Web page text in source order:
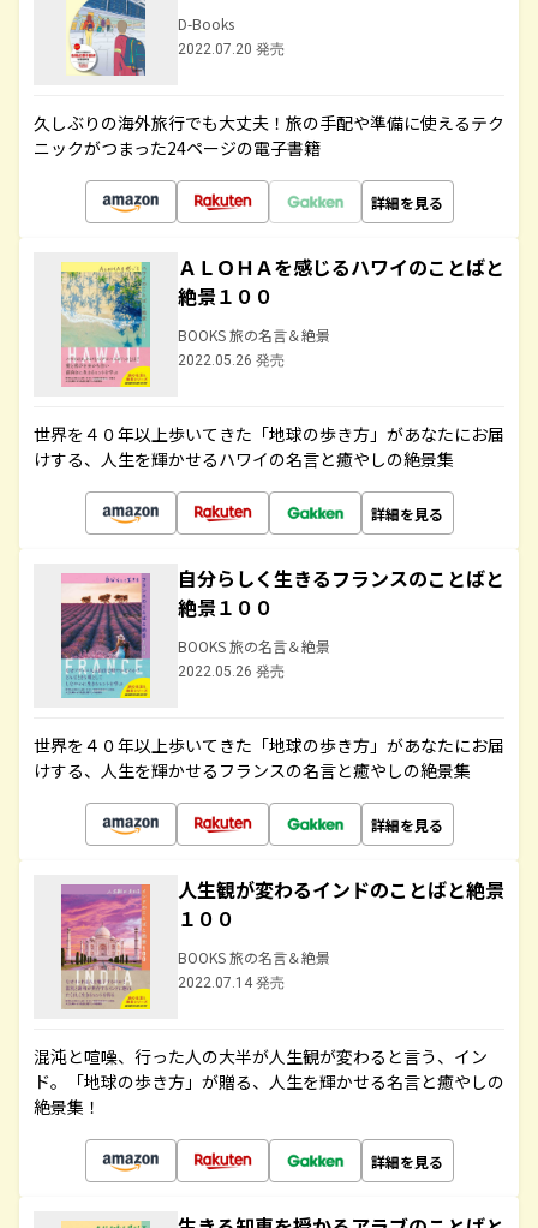
D-Books
2022.07.20 発売
久しぶりの海外旅行でも大丈夫！旅の手配や準備に使えるテク
ニックがつまった24ページの電子書籍
詳細を見る
ＡＬＯＨＡを感じるハワイのことばと
絶景１００
BOOKS 旅の名言＆絶景
2022.05.26 発売
世界を４０年以上歩いてきた「地球の歩き方」があなたにお届
けする、人生を輝かせるハワイの名言と癒やしの絶景集
詳細を見る
自分らしく生きるフランスのことばと
絶景１００
BOOKS 旅の名言＆絶景
2022.05.26 発売
世界を４０年以上歩いてきた「地球の歩き方」があなたにお届
けする、人生を輝かせるフランスの名言と癒やしの絶景集
詳細を見る
人生観が変わるインドのことばと絶景
１００
BOOKS 旅の名言＆絶景
2022.07.14 発売
混沌と喧噪、行った人の大半が人生観が変わると言う、イン
ド。「地球の歩き方」が贈る、人生を輝かせる名言と癒やしの
絶景集！
詳細を見る